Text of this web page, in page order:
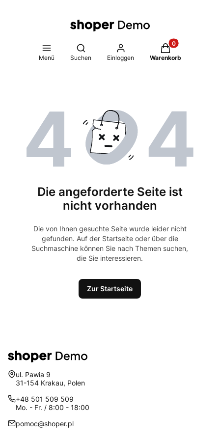
Menü
Suchmaschine öffnen
Suchen Einloggen
Produkte im
Warenkorb
Die angeforderte Seite ist
nicht vorhanden
Die von Ihnen gesuchte Seite wurde leider nicht
gefunden. Auf der Startseite oder über die
Suchmaschine können Sie nach Themen suchen,
die Sie interessieren.
Zur Startseite
Adresse:
ul. Pawia 9
31-154 Krakau, Polen
+48 501 509 509
Mo. - Fr. / 8:00 - 18:00
pomoc@shoper.pl